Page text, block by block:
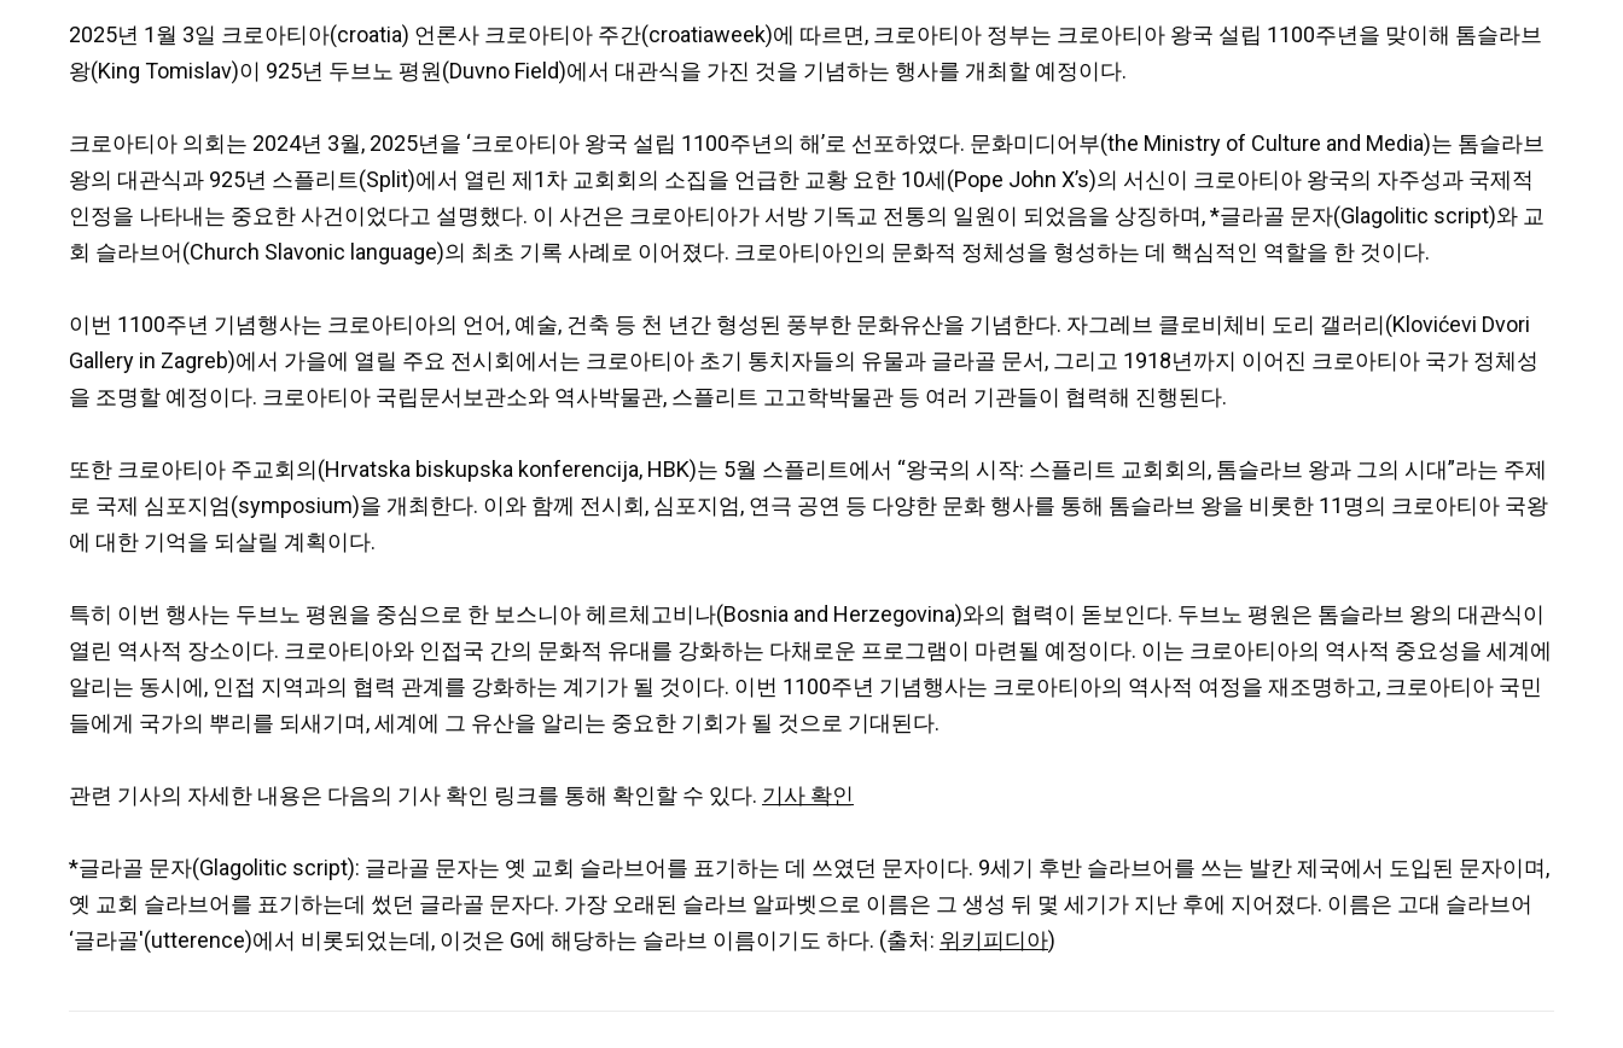
2025년 1월 3일 크로아티아(croatia) 언론사 크로아티아 주간(croatiaweek)에 따르면, 크로아티아 정부는 크로아티아 왕국 설립 1100주년을 맞이해 톰슬라브
왕(King Tomislav)이 925년 두브노 평원(Duvno Field)에서 대관식을 가진 것을 기념하는 행사를 개최할 예정이다.
크로아티아 의회는 2024년 3월, 2025년을 ‘크로아티아 왕국 설립 1100주년의 해’로 선포하였다. 문화미디어부(the Ministry of Culture and Media)는 톰슬라브
왕의 대관식과 925년 스플리트(Split)에서 열린 제1차 교회회의 소집을 언급한 교황 요한 10세(Pope John X’s)의 서신이 크로아티아 왕국의 자주성과 국제적
인정을 나타내는 중요한 사건이었다고 설명했다. 이 사건은 크로아티아가 서방 기독교 전통의 일원이 되었음을 상징하며, *글라골 문자(Glagolitic script)와 교
회 슬라브어(Church Slavonic language)의 최초 기록 사례로 이어졌다. 크로아티아인의 문화적 정체성을 형성하는 데 핵심적인 역할을 한 것이다.
이번 1100주년 기념행사는 크로아티아의 언어, 예술, 건축 등 천 년간 형성된 풍부한 문화유산을 기념한다. 자그레브 클로비체비 도리 갤러리(Klovićevi Dvori
Gallery in Zagreb)에서 가을에 열릴 주요 전시회에서는 크로아티아 초기 통치자들의 유물과 글라골 문서, 그리고 1918년까지 이어진 크로아티아 국가 정체성
을 조명할 예정이다. 크로아티아 국립문서보관소와 역사박물관, 스플리트 고고학박물관 등 여러 기관들이 협력해 진행된다.
또한 크로아티아 주교회의(Hrvatska biskupska konferencija, HBK)는 5월 스플리트에서 “왕국의 시작: 스플리트 교회회의, 톰슬라브 왕과 그의 시대”라는 주제
로 국제 심포지엄(symposium)을 개최한다. 이와 함께 전시회, 심포지엄, 연극 공연 등 다양한 문화 행사를 통해 톰슬라브 왕을 비롯한 11명의 크로아티아 국왕
에 대한 기억을 되살릴 계획이다.
특히 이번 행사는 두브노 평원을 중심으로 한 보스니아 헤르체고비나(Bosnia and Herzegovina)와의 협력이 돋보인다. 두브노 평원은 톰슬라브 왕의 대관식이
열린 역사적 장소이다. 크로아티아와 인접국 간의 문화적 유대를 강화하는 다채로운 프로그램이 마련될 예정이다. 이는 크로아티아의 역사적 중요성을 세계에
알리는 동시에, 인접 지역과의 협력 관계를 강화하는 계기가 될 것이다. 이번 1100주년 기념행사는 크로아티아의 역사적 여정을 재조명하고, 크로아티아 국민
들에게 국가의 뿌리를 되새기며, 세계에 그 유산을 알리는 중요한 기회가 될 것으로 기대된다.
관련 기사의 자세한 내용은 다음의 기사 확인 링크를 통해 확인할 수 있다. 기사 확인
*글라골 문자(Glagolitic script): 글라골 문자는 옛 교회 슬라브어를 표기하는 데 쓰였던 문자이다. 9세기 후반 슬라브어를 쓰는 발칸 제국에서 도입된 문자이며,
옛 교회 슬라브어를 표기하는데 썼던 글라골 문자다. 가장 오래된 슬라브 알파벳으로 이름은 그 생성 뒤 몇 세기가 지난 후에 지어졌다. 이름은 고대 슬라브어
‘글라골'(utterence)에서 비롯되었는데, 이것은 G에 해당하는 슬라브 이름이기도 하다. (출처: 위키피디아)